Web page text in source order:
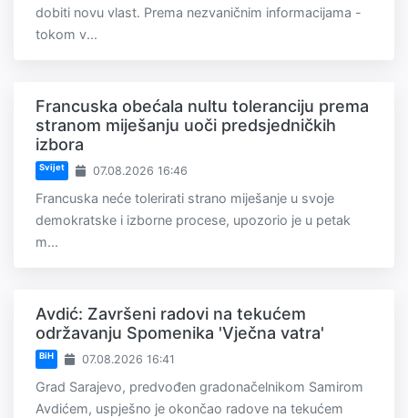
dobiti novu vlast. Prema nezvaničnim informacijama -
tokom v...
Francuska obećala nultu toleranciju prema
stranom miješanju uoči predsjedničkih
izbora
Svijet 07.08.2026 16:46
Francuska neće tolerirati strano miješanje u svoje
demokratske i izborne procese, upozorio je u petak
m...
Avdić: Završeni radovi na tekućem
održavanju Spomenika 'Vječna vatra'
BiH 07.08.2026 16:41
Grad Sarajevo, predvođen gradonačelnikom Samirom
Avdićem, uspješno je okončao radove na tekućem